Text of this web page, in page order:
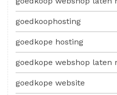
goedkoophosting
goedkope hosting
goedkope webshop laten
goedkope website